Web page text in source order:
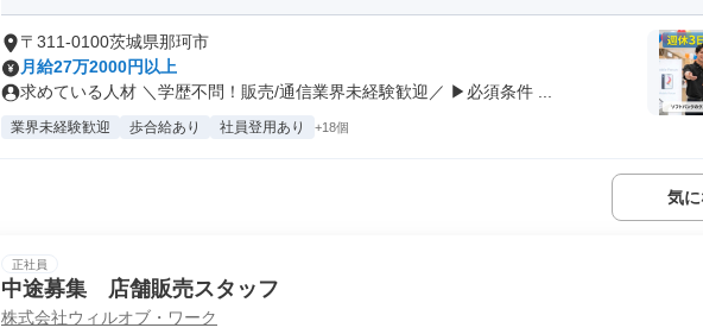
〒311-0100茨城県那珂市
月給27万2000円以上
求めている人材 ＼学歴不問！販売/通信業界未経験歓迎／ ▶必須条件 ...
業界未経験歓迎 歩合給あり 社員登用あり +18個
気
正社員
中途募集 店舗販売スタッフ
株式会社ウィルオブ・ワーク